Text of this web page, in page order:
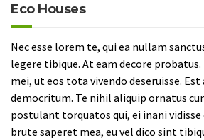
Eco Houses
Nec esse lorem te, qui ea nullam
legere tibique. At eam decore
mei, ut eos tota vivendo deseruisse.
democritum. Te nihil aliquip ornatus
postulant torquatos qui, ei inani vidisse
brute saperet mea, eu vel dico sint